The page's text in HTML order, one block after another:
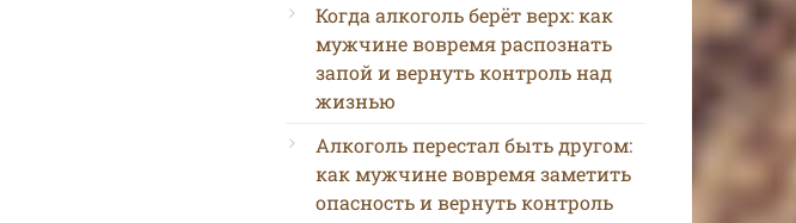
Когда алкоголь берёт верх: как
мужчине вовремя распознать
запой и вернуть контроль над
жизнью
Алкоголь перестал быть другом:
как мужчине вовремя заметить
опасность и вернуть контроль